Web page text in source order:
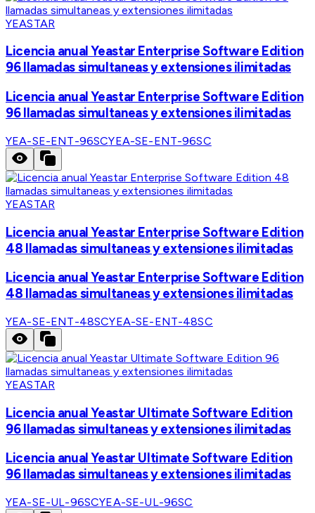
YEASTAR
Licencia anual Yeastar Enterprise Software Edition
96 llamadas simultaneas y extensiones ilimitadas
Licencia anual Yeastar Enterprise Software Edition
96 llamadas simultaneas y extensiones ilimitadas
YEA-SE-ENT-96SCYEA-SE-ENT-96SC
YEASTAR
Licencia anual Yeastar Enterprise Software Edition
48 llamadas simultaneas y extensiones ilimitadas
Licencia anual Yeastar Enterprise Software Edition
48 llamadas simultaneas y extensiones ilimitadas
YEA-SE-ENT-48SCYEA-SE-ENT-48SC
YEASTAR
Licencia anual Yeastar Ultimate Software Edition
96 llamadas simultaneas y extensiones ilimitadas
Licencia anual Yeastar Ultimate Software Edition
96 llamadas simultaneas y extensiones ilimitadas
YEA-SE-UL-96SCYEA-SE-UL-96SC